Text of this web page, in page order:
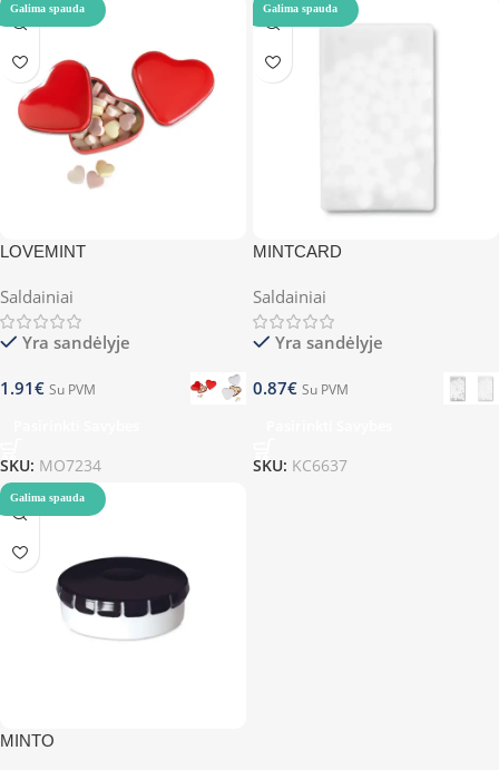
Galima spauda
LOVEMINT
Saldainiai
Yra sandėlyje
1.91€ Su PVM
SKU: MO7234
Galima spauda
MINTCARD
Saldainiai
Yra sandėlyje
0.87€ Su PVM
SKU: KC6637
Galima spauda
MINTO